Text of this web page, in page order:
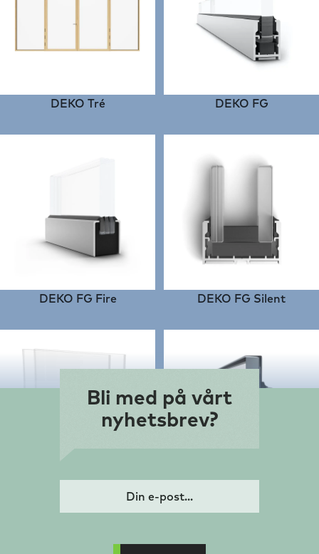
DEKO Tré DEKO FG
DEKO FG Fire DEKO FG Silent
Bli med på vårt
nyhetsbrev?